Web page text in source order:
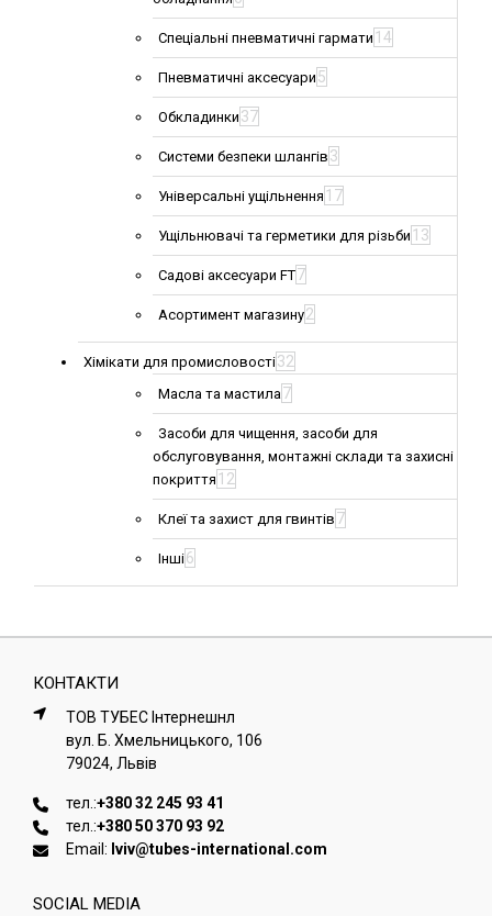
Спеціальні пневматичні гармати 14
Пневматичні аксесуари 5
Обкладинки 37
Системи безпеки шлангів 3
Універсальні ущільнення 17
Ущільнювачі та герметики для різьби 13
Садові аксесуари FT7
Асортимент магазину2
Хімікати для промисловості32
Масла та мастила7
Засоби для чищення, засоби для
обслуговування, монтажні склади та захисні
покриття 12
Клеї та захист для гвинтів 7
Інші6
КОНТАКТИ
ТОВ ТУБЕС Iнтернешнл
вул. Б. Хмельницького, 106
79024, Львiв
тел.:+380 32 245 93 41
тел.:+380 50 370 93 92
Email: lviv@tubes-international.com
SOCIAL MEDIA